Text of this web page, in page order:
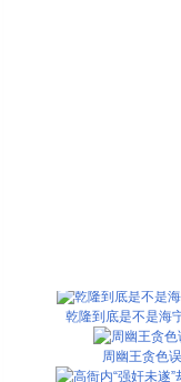
乾隆为什么会对
乾隆到底是不是海
周幽王贪色